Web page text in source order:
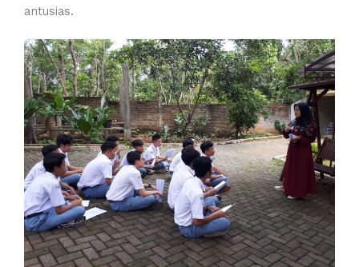
antusias.